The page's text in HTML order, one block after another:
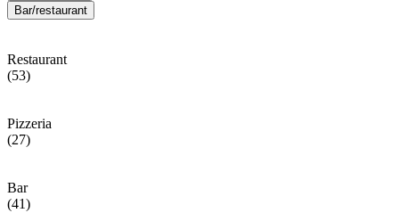
Bar/restaurant
Restaurant
(53)
Pizzeria
(27)
Bar
(41)